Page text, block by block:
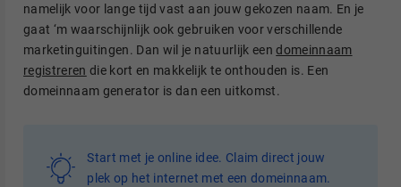
namelijk voor lange tijd vast aan jouw gekozen naam. En je
gaat ‘m waarschijnlijk ook gebruiken voor verschillende
marketinguitingen. Dan wil je natuurlijk eendomeinnaam
registreren die kort en makkelijk te onthouden is. Een
domeinnaam generator is dan een uitkomst.
Start met je online idee. Claim direct jouw
plek op het internet met een domeinnaam.